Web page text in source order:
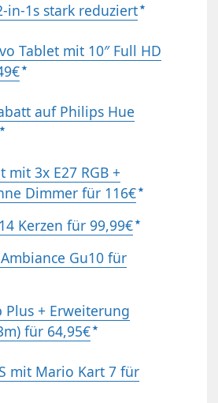
in-1s stark reduziert
Tablet mit 10″ Full HD
auf Philips Hue
mit 3x E27 RGB +
Dimmer für 116€
Kerzen für 99,99€
Gu10 für
Plus + Erweiterung
für 64,95€
mit Mario Kart 7 für